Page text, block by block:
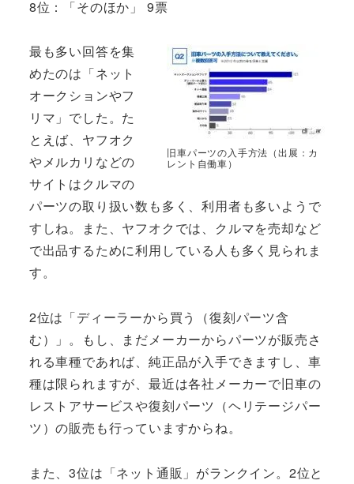
8位：「そのほか」 9票
旧車パーツの入手方法（出展：カ
レント自働車）
最も多い回答を集
めたのは「ネット
オークションやフ
リマ」でした。た
とえば、ヤフオク
やメルカリなどの
サイトはクルマの
パーツの取り扱い数も多く、利用者も多いようで
すしね。また、ヤフオクでは、クルマを売却など
で出品するために利用している人も多く見られま
す。
2位は「ディーラーから買う（復刻パーツ含
む）」。もし、まだメーカーからパーツが販売さ
れる車種であれば、純正品が入手できますし、車
種は限られますが、最近は各社メーカーで旧車の
レストアサービスや復刻パーツ（ヘリテージパー
ツ）の販売も行っていますからね。
また、3位は「ネット通販」がランクイン。2位と